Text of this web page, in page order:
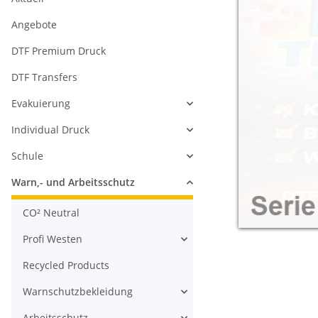
Angebote
DTF Premium Druck
DTF Transfers
Evakuierung
Individual Druck
Schule
Warn,- und Arbeitsschutz
CO² Neutral
Profi Westen
Recycled Products
Warnschutzbekleidung